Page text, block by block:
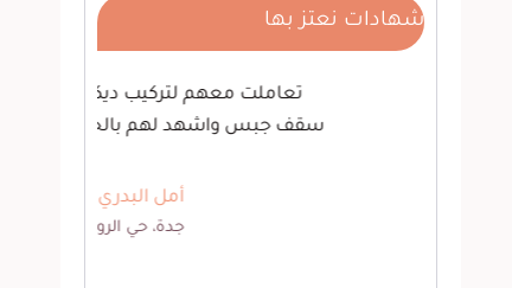
شهادات نعتز بها
تعاملت معهم لتركيب ديكور
سقف جبس واشهد لهم بالجودة.
أمل البدري
جدة، حي الروضة